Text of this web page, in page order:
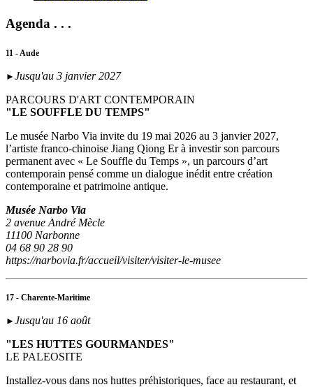
Agenda . . .
11 - Aude
► Jusqu'au 3 janvier 2027
PARCOURS D'ART CONTEMPORAIN
"LE SOUFFLE DU TEMPS"
Le musée Narbo Via invite du 19 mai 2026 au 3 janvier 2027,
l’artiste franco-chinoise Jiang Qiong Er à investir son parcours
permanent avec « Le Souffle du Temps », un parcours d’art
contemporain pensé comme un dialogue inédit entre création
contemporaine et patrimoine antique.
Musée Narbo Via
2 avenue André Mècle
11100 Narbonne
04 68 90 28 90
https://narbovia.fr/accueil/visiter/visiter-le-musee
17 - Charente-Maritime
► Jusqu'au 16 août
"LES HUTTES GOURMANDES"
LE PALEOSITE
Installez-vous dans nos huttes préhistoriques, face au restaurant, et